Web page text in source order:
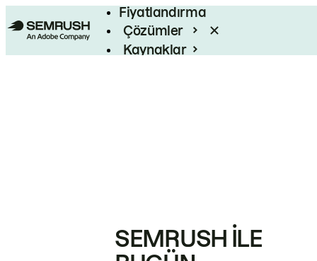
Fiyatlandırma
Çözümler
Kaynaklar
SEMRUSH ILE